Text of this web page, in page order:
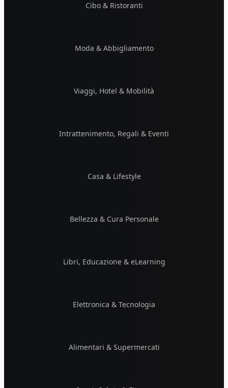
Cibo & Ristoranti
Moda & Abbigliamento
Viaggi, Hotel & Mobilità
Intrattenimento, Regali & Eventi
Casa & Lifestyle
Bellezza & Cura Personale
Libri, Educazione & eLearning
Elettronica & Tecnologia
Alimentari & Supermercati